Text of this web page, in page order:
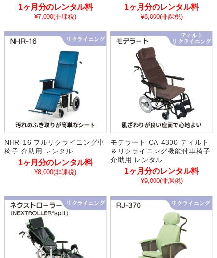
1ヶ月分のレンタル料
¥7,000(非課税)
1ヶ月分のレンタル料
¥8,000(非課税)
NHR-16 フルリクライニング車
椅子 介助用 レンタル
1ヶ月分のレンタル料
¥8,000(非課税)
モデラート CA-4300 ティルト
＆リクライニング機能付車椅子
介助用 レンタル
1ヶ月分のレンタル料
¥9,000(非課税)